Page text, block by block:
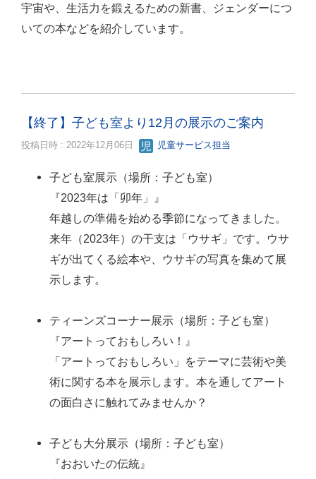
宇宙や、生活力を鍛えるための新書、ジェンダーにつ
いての本などを紹介しています。
【終了】子ども室より12月の展示のご案内
投稿日時 : 2022年12月06日 児童サービス担当
子ども室展示（場所：子ども室）
『2023年は「卯年」』
年越しの準備を始める季節になってきました。
来年（2023年）の干支は「ウサギ」です。ウサ
ギが出てくる絵本や、ウサギの写真を集めて展
示します。
ティーンズコーナー展示（場所：子ども室）
『アートっておもしろい！』
「アートっておもしろい」をテーマに芸術や美
術に関する本を展示します。本を通してアート
の面白さに触れてみませんか？
子ども大分展示（場所：子ども室）
『おおいたの伝統』